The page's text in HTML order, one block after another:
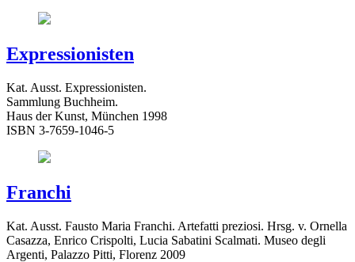
Expressionisten
Kat. Ausst. Expressionisten.
Sammlung Buchheim.
Haus der Kunst, München 1998
ISBN 3-7659-1046-5
Franchi
Kat. Ausst. Fausto Maria Franchi. Artefatti preziosi. Hrsg. v. Ornella
Casazza, Enrico Crispolti, Lucia Sabatini Scalmati. Museo degli
Argenti, Palazzo Pitti, Florenz 2009